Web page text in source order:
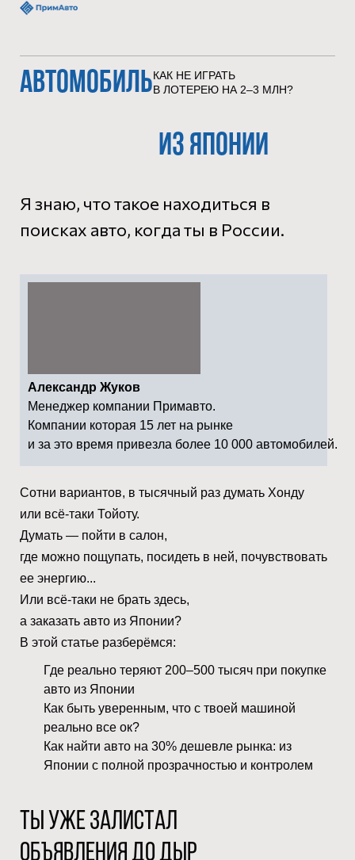
АВТОМОБИЛЬКАК НЕ ИГРАТЬ
В ЛОТЕРЕЮ НА 2–3 МЛН?
ИЗ ЯПОНИИ
Я знаю, что такое находиться в
поисках авто, когда ты в России.
Александр Жуков
Менеджер компании Примавто.
Компании которая 15 лет на рынке
и за это время привезла более 10 000 автомобилей.
Сотни вариантов, в тысячный раз думать Хонду
или всё-таки Тойоту.
Думать — пойти в салон,
где можно пощупать, посидеть в ней, почувствовать
ее энергию...
Или всё-таки не брать здесь,
а заказать авто из Японии?
В этой статье разберёмся:
Где реально теряют 200–500 тысяч при покупке
авто из Японии
Как быть уверенным, что с твоей машиной
реально все ок?
Как найти авто на 30% дешевле рынка: из
Японии с полной прозрачностью и контролем
Ты уже залистал
объявления до дыр